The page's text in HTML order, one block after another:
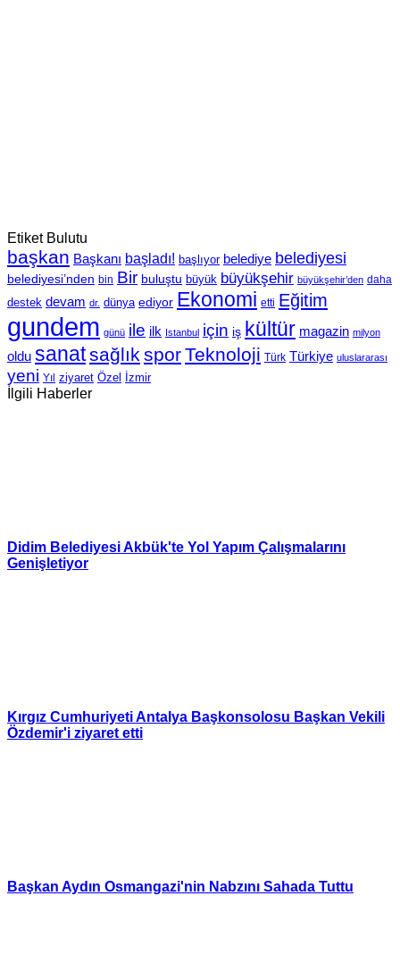
Etiket Bulutu
başkan Başkanı başladı! başlıyor belediye belediyesi
belediyesi’nden bin Bir buluştu büyük büyükşehir büyükşehir’den daha
destek devam dr. dünya ediyor Ekonomi etti Eğitim
gundem günü ile ilk Istanbul için iş kültür magazin milyon
oldu sanatsağlık sporTeknoloji Türk Türkiye uluslararası
yeni Yıl ziyaret Özel İzmir
İlgili Haberler
Didim Belediyesi Akbük'te Yol Yapım Çalışmalarını
Genişletiyor
Kırgız Cumhuriyeti Antalya Başkonsolosu Başkan Vekili
Özdemir'i ziyaret etti
Başkan Aydın Osmangazi'nin Nabzını Sahada Tuttu